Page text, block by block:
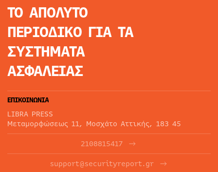
ΤΟ ΑΠΟΛΥΤΟ
ΠΕΡΙΟΔΙΚΟ ΓΙΑ ΤΑ
ΣΥΣΤΗΜΑΤΑ
ΑΣΦΑΛΕΙΑΣ
ΕΠΙΚΟΙΝΩΝΙΑ
LIBRA PRESS
Μεταμορφώσεως 11, Μοσχάτο Αττικής, 183 45
2108815417
support@securityreport.gr